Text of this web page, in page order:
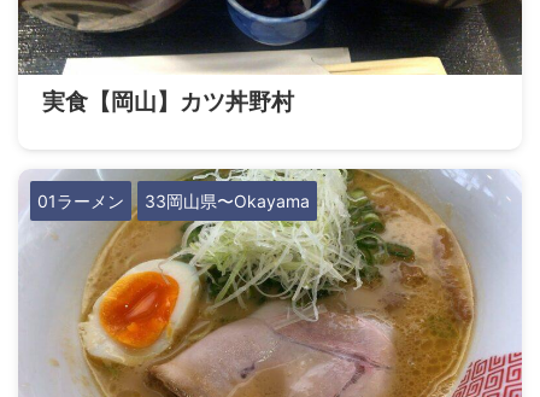
実食【岡山】カツ丼野村
01ラーメン 33岡山県〜Okayama